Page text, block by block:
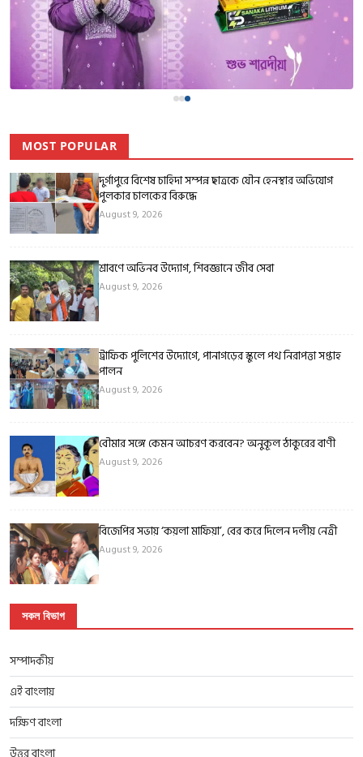
MOST POPULAR
দুর্গাপুরে বিশেষ চাহিদা সম্পন্ন ছাত্রকে যৌন হেনস্থার অভিযোগ
পুলকার চালকের বিরুদ্ধে
August 9, 2026
শ্রাবণে অভিনব উদ্যোগ, শিবজ্ঞানে জীব সেবা
August 9, 2026
ট্রাফিক পুলিশের উদ্যোগে, পানাগড়ের স্কুলে পথ নিরাপত্তা সপ্তাহ
পালন
August 9, 2026
বৌমার সঙ্গে কেমন আচরণ করবেন? অনুকূল ঠাকুরের বাণী
August 9, 2026
বিজেপির সভায় ‘কয়লা মাফিয়া’, বের করে দিলেন দলীয় নেত্রী
August 9, 2026
সকল বিভাগ
সম্পাদকীয়
এই বাংলায়
দক্ষিণ বাংলা